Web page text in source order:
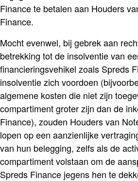
Finance te betalen aan Houders
Finance.
Mocht evenwel, bij gebrek aan
betrekking tot de insolventie van
financieringsvehikel zoals Spreds
insolventie zich voordoen
algemene kosten die niet zijn
compartiment groter zijn dan de
Finance), zouden Houders van
lopen op een aanzienlijke
van hun belegging, zelfs als de
compartiment volstaan om de
Spreds Finance jegens hen te